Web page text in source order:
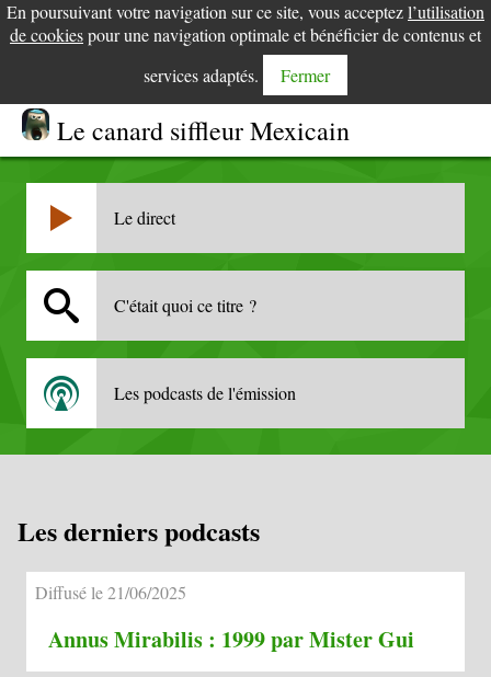
En poursuivant votre navigation sur ce site, vous acceptezl’utilisation
de cookiespour une navigation optimale et bénéficier de contenus et
services adaptés.
Fermer
Le canard siffleur Mexicain
Le direct
C'était quoi ce titre ?
Les podcasts de l'émission
Les derniers podcasts
Diffusé le 21/06/2025
Annus Mirabilis : 1999 par Mister Gui